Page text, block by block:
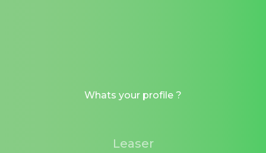
Whats your profile ?
Leaser